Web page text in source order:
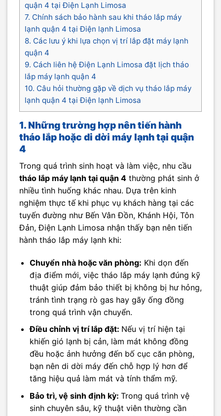
quận 4 tại Điện Lạnh Limosa
7. Chính sách bảo hành sau khi tháo lắp máy
lạnh quận 4 tại Điện lạnh Limosa
8. Các lưu ý khi lựa chọn vị trí lắp đặt máy lạnh
quận 4
9. Cách liên hệ Điện Lạnh Limosa đặt lịch tháo
lắp máy lạnh quận 4
10. Câu hỏi thường gặp về dịch vụ tháo lắp máy
lạnh quận 4 tại Điện lạnh Limosa
1. Những trường hợp nên tiến hành
tháo lắp hoặc di dời máy lạnh tại quận
4
Trong quá trình sinh hoạt và làm việc, nhu cầu
tháo lắp máy lạnh tại quận 4 thường phát sinh ở
nhiều tình huống khác nhau. Dựa trên kinh
nghiệm thực tế khi phục vụ khách hàng tại các
tuyến đường như Bến Vân Đồn, Khánh Hội, Tôn
Đản, Điện Lạnh Limosa nhận thấy bạn nên tiến
hành tháo lắp máy lạnh khi:
Chuyển nhà hoặc văn phòng: Khi dọn đến
địa điểm mới, việc tháo lắp máy lạnh đúng kỹ
thuật giúp đảm bảo thiết bị không bị hư hỏng,
tránh tình trạng rò gas hay gãy ống đồng
trong quá trình vận chuyển.
Điều chỉnh vị trí lắp đặt: Nếu vị trí hiện tại
khiến gió lạnh bị cản, làm mát không đồng
đều hoặc ảnh hưởng đến bố cục căn phòng,
bạn nên di dời máy đến chỗ hợp lý hơn để
tăng hiệu quả làm mát và tính thẩm mỹ.
Bảo trì, vệ sinh định kỳ: Trong quá trình vệ
sinh chuyên sâu, kỹ thuật viên thường cần